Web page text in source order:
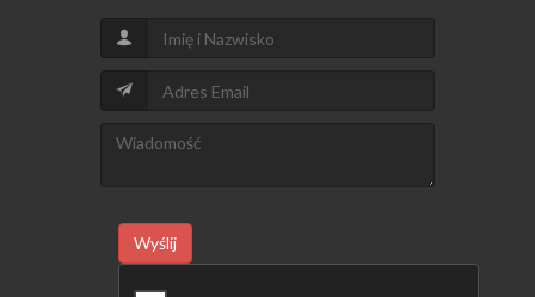
Wyślij